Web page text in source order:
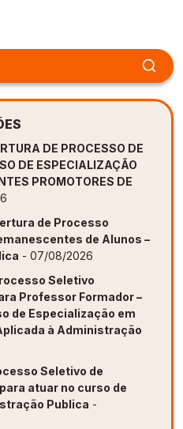
DE PROCESSO DE
DE ESPECIALIZAÇÃO
PROMOTORES DE
de Processo
de Alunos –
- 07/08/2026
Seletivo
Professor Formador –
de Especialização em
à Administração
Seletivo de
atuar no curso de
Publica -